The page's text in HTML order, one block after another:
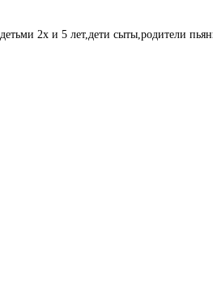
2х и 5 лет,дети сыты,родители